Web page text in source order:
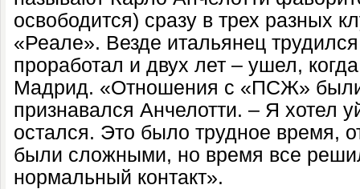
освободится) сразу в трех разных
«Реале». Везде итальянец
проработал и двух лет – ушел,
Мадрид. «Отношения с «ПСЖ»
признавался Анчелотти. – Я хотел
остался. Это было трудное время,
были сложными, но время все
нормальный контакт».